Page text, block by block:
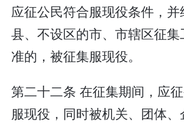
应征公民符合服现役条件，
县、不设区的市、市辖区征
准的，被征集服现役。
第二十二条 在征集期间，应
服现役，同时被机关、团体、